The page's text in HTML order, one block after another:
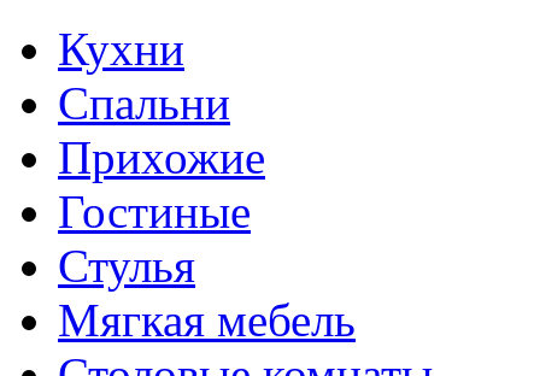
Кухни
Спальни
Прихожие
Гостиные
Стулья
Мягкая мебель